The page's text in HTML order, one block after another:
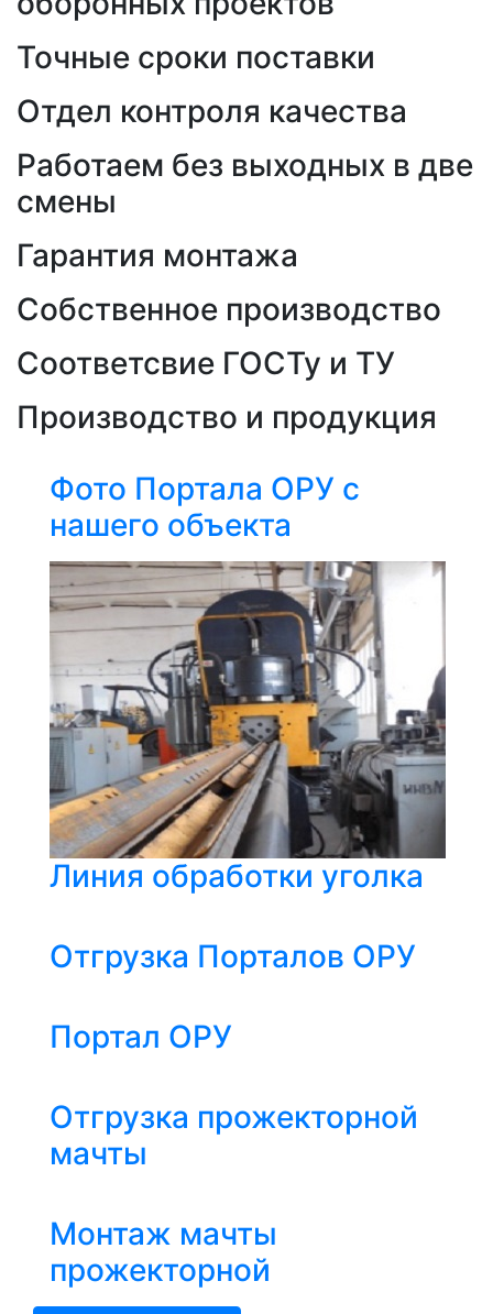
Точные сроки поставки
Отдел контроля качества
Работаем без выходных в две
смены
Гарантия монтажа
Собственное производство
Соответсвие ГОСТу и ТУ
Производство и продукция
Фото Портала ОРУ с
нашего объекта
Линия обработки уголка
Отгрузка Порталов ОРУ
Портал ОРУ
Отгрузка прожекторной
мачты
Монтаж мачты
прожекторной